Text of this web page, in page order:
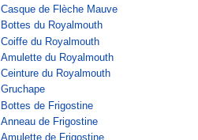
Casque de Flèche Mauve
Bottes du Royalmouth
Coiffe du Royalmouth
Amulette du Royalmouth
Ceinture du Royalmouth
Gruchape
Bottes de Frigostine
Anneau de Frigostine
Amulette de Frigostine